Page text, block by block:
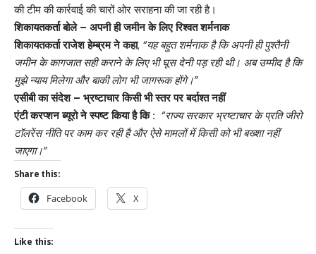
की टीम की कार्रवाई की चारों ओर सराहना की जा रही है।
शिकायतकर्ता बोले – अपनी ही जमीन के लिए रिश्वत शर्मनाक
शिकायतकर्ता राजेश हेम्ब्रम ने कहा, “यह बहुत शर्मनाक है कि अपनी ही पुश्तैनी
जमीन के कागजात सही कराने के लिए भी घूस देनी पड़ रही थी। अब उम्मीद है कि
मुझे न्याय मिलेगा और बाकी लोग भी जागरूक होंगे।”
एसीबी का संदेश – भ्रष्टाचार किसी भी स्तर पर बर्दाश्त नहीं
एंटी करप्शन ब्यूरो ने स्पष्ट किया है कि : “राज्य सरकार भ्रष्टाचार के प्रति जीरो
टॉलरेंस नीति पर काम कर रही है और ऐसे मामलों में किसी को भी बख्शा नहीं
जाएगा।”
Share this:
Facebook X
Like this: